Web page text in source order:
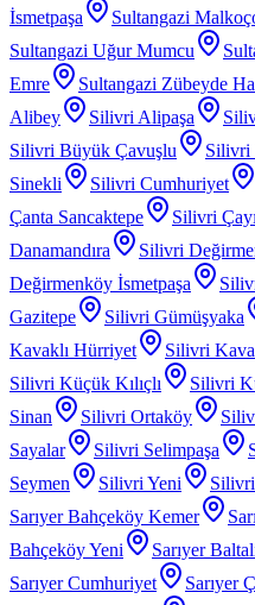
İsmetpaşa
Sultangazi
Sultangazi Uğur Mumcu
Emre
Sultangazi Zübeyde
Alibey
Silivri Alipaşa
Silivri Büyük Çavuşlu
Silivri
Sinekli
Silivri Cumhuriyet
Çanta Sancaktepe
Silivri
Danamandıra
Silivri
Değirmenköy İsmetpaşa
Gazitepe
Silivri Gümüşyaka
Kavaklı Hürriyet
Silivri
Silivri Küçük Kılıçlı
Silivri
Sinan
Silivri Ortaköy
Sayalar
Silivri Selimpaşa
Seymen
Silivri Yeni Silivri
Sarıyer Bahçeköy Kemer
Bahçeköy Yeni
Sarıyer
Sarıyer Cumhuriyet
Sarıyer